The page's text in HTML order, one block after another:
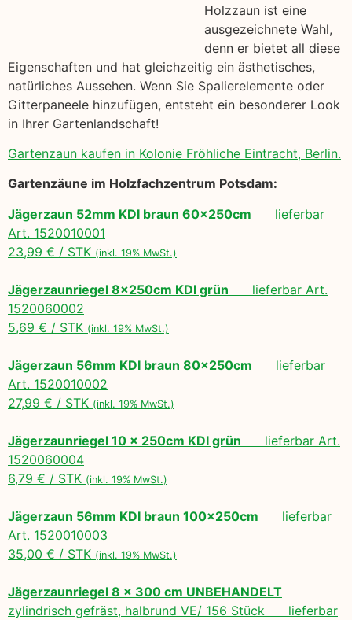
Holzzaun ist eine
ausgezeichnete Wahl,
denn er bietet all diese
Eigenschaften und hat gleichzeitig ein ästhetisches,
natürliches Aussehen. Wenn Sie Spalierelemente oder
Gitterpaneele hinzufügen, entsteht ein besonderer Look
in Ihrer Gartenlandschaft!
Gartenzaun kaufen in Kolonie Fröhliche Eintracht, Berlin.
Gartenzäune im Holzfachzentrum Potsdam:
Jägerzaun 52mm KDI braun 60x250cm lieferbar
Art. 1520010001
23,99 € / STK (inkl. 19% MwSt.)
Jägerzaunriegel 8x250cm KDI grün lieferbar Art.
1520060002
5,69 € / STK (inkl. 19% MwSt.)
Jägerzaun 56mm KDI braun 80x250cm lieferbar
Art. 1520010002
27,99 € / STK (inkl. 19% MwSt.)
Jägerzaunriegel 10 x 250cm KDI grün lieferbar Art.
1520060004
6,79 € / STK (inkl. 19% MwSt.)
Jägerzaun 56mm KDI braun 100x250cm lieferbar
Art. 1520010003
35,00 € / STK (inkl. 19% MwSt.)
Jägerzaunriegel 8 x 300 cm UNBEHANDELT
zylindrisch gefräst, halbrund VE/ 156 Stück lieferbar